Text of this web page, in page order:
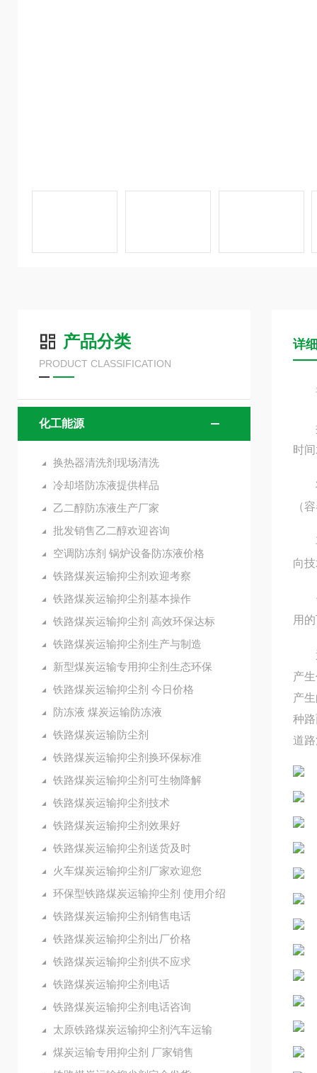
产品分类
PRODUCT CLASSIFICATION
化工能源
换热器清洗剂现场清洗
冷却塔防冻液提供样品
乙二醇防冻液生产厂家
批发销售乙二醇欢迎咨询
空调防冻剂 锅炉设备防冻液价格
铁路煤炭运输抑尘剂欢迎考察
铁路煤炭运输抑尘剂基本操作
铁路煤炭运输抑尘剂 高效环保达标
铁路煤炭运输抑尘剂生产与制造
新型煤炭运输专用抑尘剂生态环保
铁路煤炭运输抑尘剂 今日价格
防冻液 煤炭运输防冻液
铁路煤炭运输防尘剂
铁路煤炭运输抑尘剂换环保标准
铁路煤炭运输抑尘剂可生物降解
铁路煤炭运输抑尘剂技术
铁路煤炭运输抑尘剂效果好
铁路煤炭运输抑尘剂送货及时
火车煤炭运输抑尘剂厂家欢迎您
环保型铁路煤炭运输抑尘剂 使用介绍
铁路煤炭运输抑尘剂销售电话
铁路煤炭运输抑尘剂出厂价格
铁路煤炭运输抑尘剂供不应求
铁路煤炭运输抑尘剂电话
铁路煤炭运输抑尘剂电话咨询
太原铁路煤炭运输抑尘剂汽车运输
煤炭运输专用抑尘剂 厂家销售
详
晋
抑
时
将
（
再
向
优
用
通
产
产
种
道